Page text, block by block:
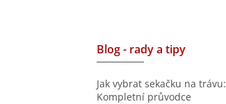
Blog - rady a tipy
Jak vybrat sekačku na trávu:
Kompletní průvodce